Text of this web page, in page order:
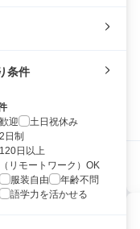
条件
迎
土日祝休み
日制
日以上
リモートワーク）OK
服装自由
年齢不問
語学力を活かせる